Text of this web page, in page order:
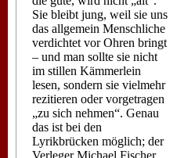
Sie bleibt jung, weil sie uns
das allgemein Menschliche
verdichtet vor Ohren bringt
– und man sollte sie nicht
im stillen Kämmerlein
lesen, sondern sie vielmehr
rezitieren oder vorgetragen
„zu sich nehmen“. Genau
das ist bei den
Lyrikbrücken möglich; der
Verleger Michael Fischer,